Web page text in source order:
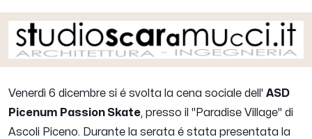
Venerdì 6 dicembre si é svolta la cena sociale dell' ASD
Picenum Passion Skate, presso il "Paradise Village" di
Ascoli Piceno. Durante la serata é stata presentata la